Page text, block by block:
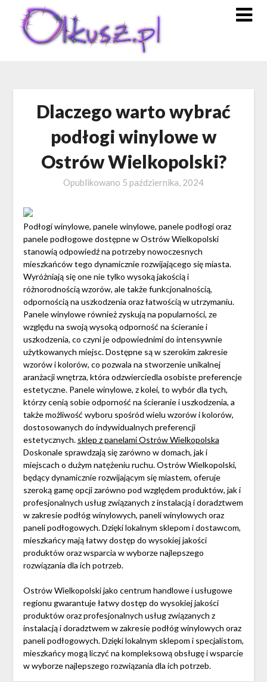
content
Dlaczego warto wybrać
podłogi winylowe w
Ostrów Wielkopolski?
Opublikowano 5 października, 2024
Podłogi winylowe, panele winylowe, panele podłogi oraz
panele podłogowe dostępne w Ostrów Wielkopolski
stanowią odpowiedź na potrzeby nowoczesnych
mieszkańców tego dynamicznie rozwijającego się miasta.
Wyróżniają się one nie tylko wysoką jakością i
różnorodnością wzorów, ale także funkcjonalnością,
odpornością na uszkodzenia oraz łatwością w utrzymaniu.
Panele winylowe również zyskują na popularności, ze
względu na swoją wysoką odporność na ścieranie i
uszkodzenia, co czyni je odpowiednimi do intensywnie
użytkowanych miejsc. Dostępne są w szerokim zakresie
wzorów i kolorów, co pozwala na stworzenie unikalnej
aranżacji wnętrza, która odzwierciedla osobiste preferencje
estetyczne. Panele winylowe, z kolei, to wybór dla tych,
którzy cenią sobie odporność na ścieranie i uszkodzenia, a
także możliwość wyboru spośród wielu wzorów i kolorów,
dostosowanych do indywidualnych preferencji
estetycznych. sklep z panelami Ostrów Wielkopolska
Doskonale sprawdzają się zarówno w domach, jak i
miejscach o dużym natężeniu ruchu. Ostrów Wielkopolski,
będący dynamicznie rozwijającym się miastem, oferuje
szeroką gamę opcji zarówno pod względem produktów, jak i
profesjonalnych usług związanych z instalacją i doradztwem
w zakresie podłóg winylowych, paneli winylowych oraz
paneli podłogowych. Dzięki lokalnym sklepom i dostawcom,
mieszkańcy mają łatwy dostęp do wysokiej jakości
produktów oraz wsparcia w wyborze najlepszego
rozwiązania dla ich potrzeb.
Ostrów Wielkopolski jako centrum handlowe i usługowe
regionu gwarantuje łatwy dostęp do wysokiej jakości
produktów oraz profesjonalnych usług związanych z
instalacją i doradztwem w zakresie podłóg winylowych oraz
paneli podłogowych. Dzięki lokalnym sklepom i specjalistom,
mieszkańcy mogą liczyć na kompleksową obsługę i wsparcie
w wyborze najlepszego rozwiązania dla ich potrzeb.